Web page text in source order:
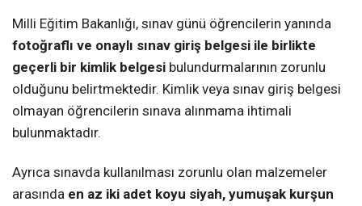
Milli Eğitim Bakanlığı, sınav günü öğrencilerin yanında
fotoğraflı ve onaylı sınav giriş belgesi ile birlikte
geçerli bir kimlik belgesi bulundurmalarının zorunlu
olduğunu belirtmektedir. Kimlik veya sınav giriş belgesi
olmayan öğrencilerin sınava alınmama ihtimali
bulunmaktadır.
Ayrıca sınavda kullanılması zorunlu olan malzemeler
arasında en az iki adet koyu siyah, yumuşak kurşun